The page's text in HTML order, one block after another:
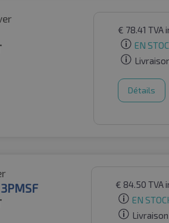
€ 78.41 TVA
EN
Détails
€ 84.50 TVA
EN